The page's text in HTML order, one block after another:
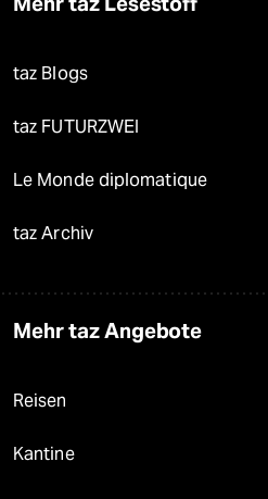
taz Blogs
taz FUTURZWEI
Le Monde diplomatique
taz Archiv
Mehr taz Angebote
Reisen
Kantine